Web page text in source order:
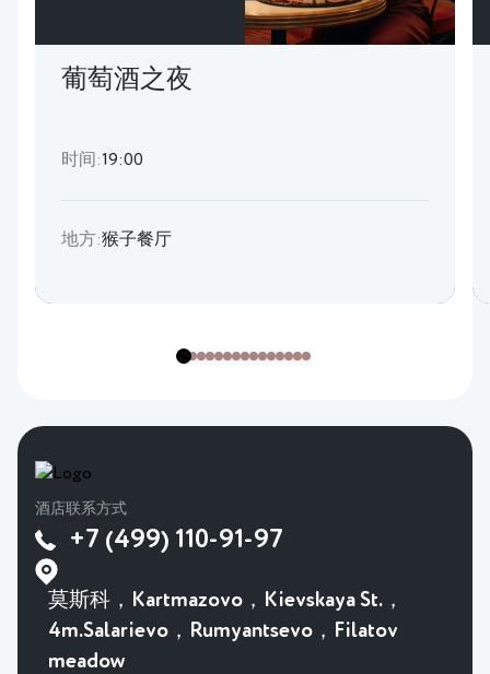
葡萄酒之夜
时间:19:00
地方:猴子餐厅
酒店联系方式
+7 (499) 110-91-97
莫斯科，Kartmazovo，Kievskaya St.，
4m.Salarievo，Rumyantsevo，Filatov
meadow